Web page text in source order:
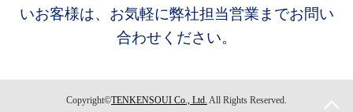
いお客様は、お気軽に弊社担当営業までお問い
合わせください。
Copyright©TENKENSOUI Co., Ltd. All Rights Reserved.